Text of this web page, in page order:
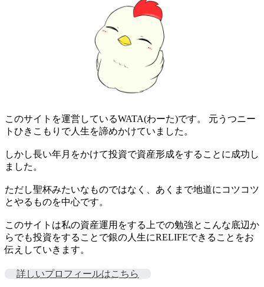
このサイトを運営しているWATA(わーた)です。 元うつニー
トひきこもりで人生を諦めかけていました。
しかし長い年月をかけて投資で資産形成をすることに成功し
ました。
ただし聖杯みたいなものではなく、あくまで地道にコツコツ
とやるものを中心です。
このサイトは私の資産運用をする上での勉強とこんな底辺か
らでも投資をすることで銀の人生にRELIFEできることをお
伝えしていきます。
詳しいプロフィールはこちら